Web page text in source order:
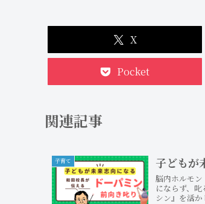
X
Pocket
関連記事
子育て 子どもが
脳内ホルモ
にならず、
シン』を活